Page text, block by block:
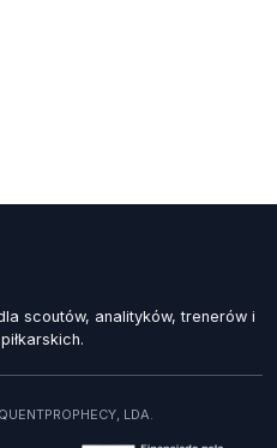
scoutów, analityków, trenerów i
LDA.